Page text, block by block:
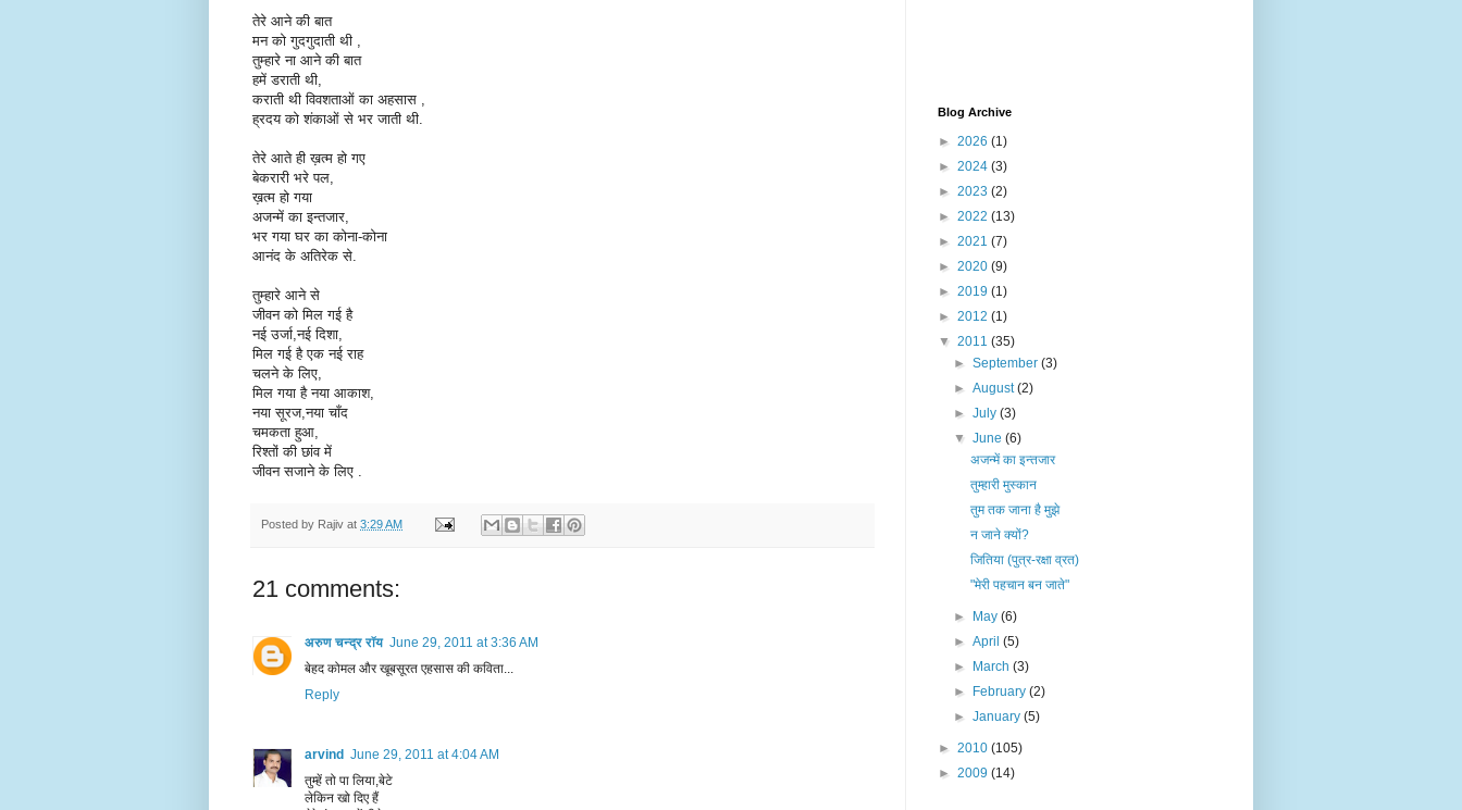
तेरे आने की बात
मन को गुदगुदाती थी ,
तुम्हारे ना आने की बात
हमें डराती थी,
कराती थी विवशताओं का अहसास ,
ह्रदय को शंकाओं से भर जाती थी.
तेरे आते ही ख़त्म हो गए
बेकरारी भरे पल,
ख़त्म हो गया
अजन्में का इन्तजार,
भर गया घर का कोना-कोना
आनंद के अतिरेक से.
तुम्हारे आने से
जीवन को मिल गई है
नई उर्जा,नई दिशा,
मिल गई है एक नई राह
चलने के लिए,
मिल गया है नया आकाश,
नया सूरज,नया चाँद
चमकता हुआ,
रिश्तों की छांव में
जीवन सजाने के लिए .
Posted by Rajiv at 3:29 AM
21 comments:
अरुण चन्द्र रॉय June 29, 2011 at 3:36 AM
बेहद कोमल और खूबसूरत एहसास की कविता...
Reply
arvind June 29, 2011 at 4:04 AM
तुम्हें तो पा लिया,बेटे
लेकिन खो दिए हैं
Blog Archive
► 2026 (1)
► 2024 (3)
► 2023 (2)
► 2022 (13)
► 2021 (7)
► 2020 (9)
► 2019 (1)
► 2012 (1)
▼ 2011 (35)
►September(3)
►August(2)
►July(3)
▼June(6)
अजन्में का इन्तजार
तुम्हारी मुस्कान
तुम तक जाना है मुझे
न जाने क्यों?
जितिया (पुत्र-रक्षा व्रत)
"मेरी पहचान बन जाते"
► May(6)
►April(5)
►
March(3)
►
February(2)
►January(5)
► 2010 (105)
► 2009 (14)